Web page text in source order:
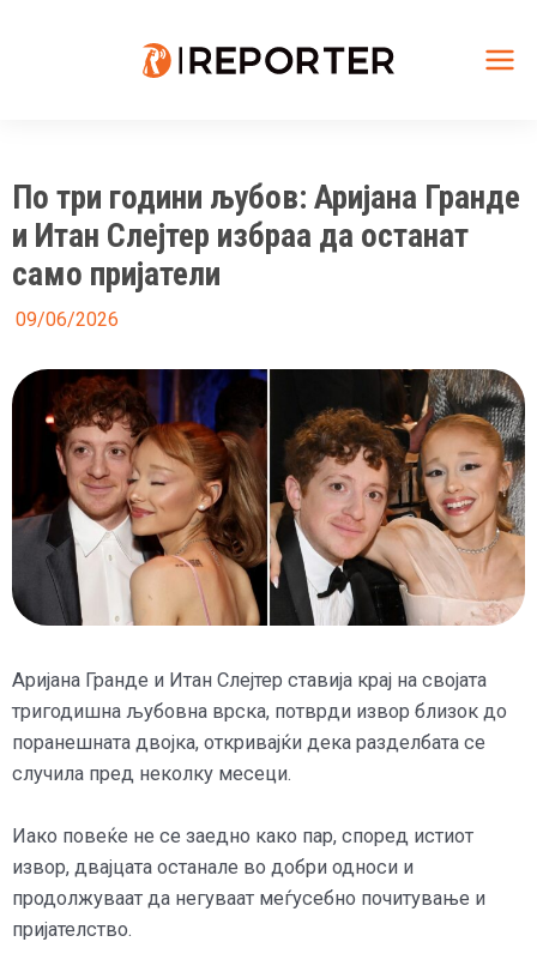
По три години љубов: Аријана Гранде
и Итан Слејтер избраа да останат
само пријатели
09/06/2026
Аријана Гранде и Итан Слејтер ставија крај на својата
тригодишна љубовна врска, потврди извор близок до
поранешната двојка, откривајќи дека разделбата се
случила пред неколку месеци.
Иако повеќе не се заедно како пар, според истиот
извор, двајцата останале во добри односи и
продолжуваат да негуваат меѓусебно почитување и
пријателство.